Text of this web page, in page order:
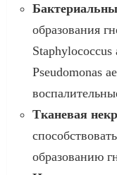
образования
Staphylococcus
Pseudomonas
Тканевая
образованию